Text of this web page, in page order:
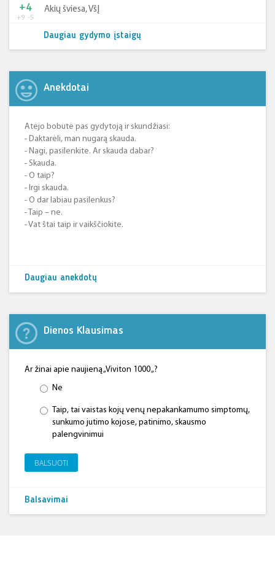
+9 -5
+4 Akių šviesa, VšĮ
Daugiau gydymo įstaigų
Anekdotai
Atėjo bobutė pas gydytoją ir skundžiasi:
- Daktarėli, man nugarą skauda.
- Nagi, pasilenkite. Ar skauda dabar?
- Skauda.
- O taip?
- Irgi skauda.
- O dar labiau pasilenkus?
- Taip – ne.
- Vat štai taip ir vaikščiokite.
Daugiau anekdotų
Dienos Klausimas
Ar žinai apie naujieną „Viviton 1000 „?
Ne
Taip, tai vaistas kojų venų nepakankamumo simptomų,
sunkumo jutimo kojose, patinimo, skausmo
palengvinimui
BALSUOTI
Balsavimai